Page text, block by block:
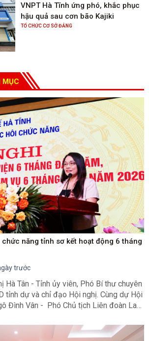
VNPT Hà Tĩnh ứng phó, khắc phục
hậu quả sau cơn bão Kajiki
TỔ CHỨC CƠ SỞ ĐẢNG
MỤC
chức năng tỉnh sơ kết hoạt động 6 tháng
trước
Hà Tân - Tỉnh ủy viên, Phó Bí thư chuyên
tỉnh dự và chỉ đạo Hội nghị. Cùng dự Hội
Đình Vân - Phó Chủ tịch Liên đoàn Lao
liên quan.Toàn cảnh Hội nghịTriển khai
năm, bám sát sự lãnh đạo, chỉ đạo